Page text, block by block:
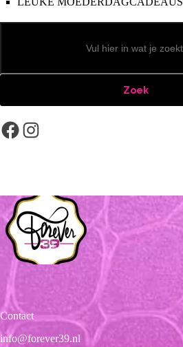
Zoeken
Zoek
Facebook
Instagram
Contact
info@forever39.nl